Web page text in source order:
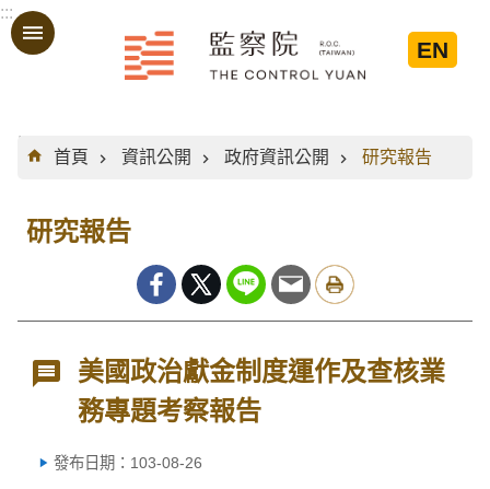
跳到主要內容區塊
:::
EN
:::
首頁
資訊公開 政府資訊公開 研究報告
研究報告
美國政治獻金制度運作及查核業
務專題考察報告
發布日期：103-08-26